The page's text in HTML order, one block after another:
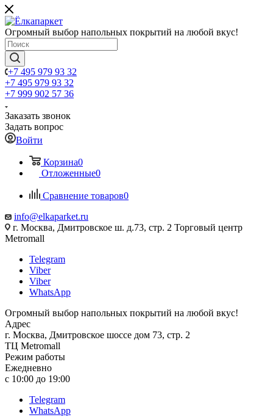
Огромный выбор напольных покрытий на любой вкус!
+7 495 979 93 32
+7 495 979 93 32
+7 999 902 57 36
Заказать звонок
Задать вопрос
Войти
Корзина0
Отложенные0
Сравнение товаров0
info@elkaparket.ru
г. Москва, Дмитровское ш. д.73, стр. 2 Торговый центр
Metromall
Telegram
Viber
Viber
WhatsApp
Огромный выбор напольных покрытий на любой вкус!
Адрес
г. Москва, Дмитровское шоссе дом 73, стр. 2
ТЦ Metromall
Режим работы
Ежедневно
с 10:00 до 19:00
Telegram
WhatsApp